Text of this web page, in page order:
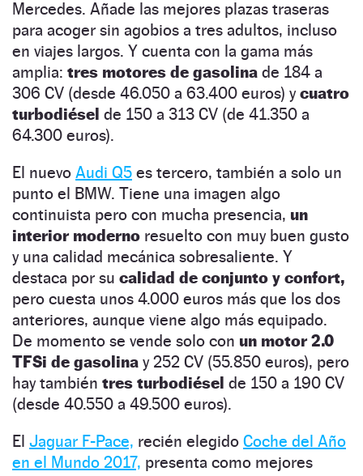
Mercedes. Añade las mejores plazas traseras
para acoger sin agobios a tres adultos, incluso
en viajes largos. Y cuenta con la gama más
amplia: tres motores de gasolina de 184 a
306 CV (desde 46.050 a 63.400 euros) ycuatro
turbodiésel de 150 a 313 CV (de 41.350 a
64.300 euros).
El nuevo Audi Q5 es tercero, también a solo un
punto el BMW. Tiene una imagen algo
continuista pero con mucha presencia, un
interior moderno resuelto con muy buen gusto
y una calidad mecánica sobresaliente. Y
destaca por su calidad de conjunto y confort,
pero cuesta unos 4.000 euros más que los dos
anteriores, aunque viene algo más equipado.
De momento se vende solo con un motor 2.0
TFSi de gasolina y 252 CV (55.850 euros), pero
hay también tres turbodiésel de 150 a 190 CV
(desde 40.550 a 49.500 euros).
El Jaguar F-Pace, recién elegido Coche del Año
en el Mundo 2017, presenta como mejores